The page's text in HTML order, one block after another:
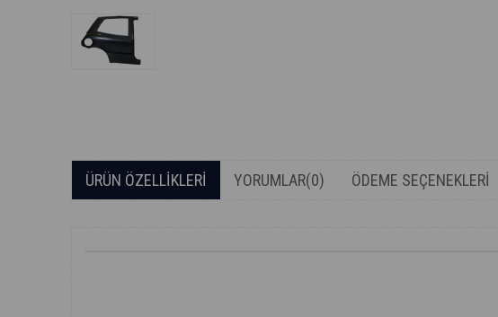
ÜRÜN ÖZELLIKLERI YORUMLAR(0) ÖDEME SEÇENEKLERI